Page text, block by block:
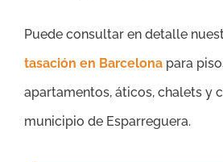
Puede consultar en detalle
tasación en Barcelona para
apartamentos, áticos, chalets y
municipio de Esparreguera.